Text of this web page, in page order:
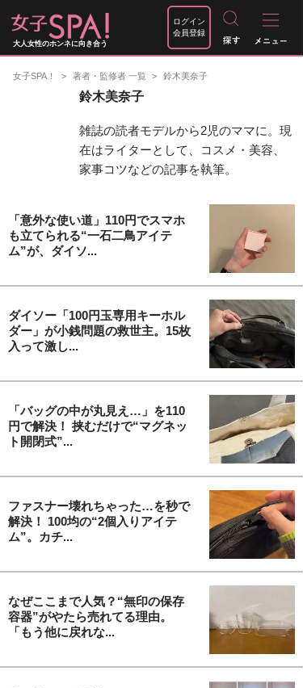
大人女性のホンネに向き合う
ログイン
会員登録
女子SPA！ 著者・監修者 一覧 鈴木美奈子
鈴木美奈子
雑誌の読者モデルから2児のママに。現
在はライターとして、コスメ・美容、
家事コツなどの記事を執筆。
「意外な使い道」110円でスマホ
も立てられる“一石二鳥アイテ
ム”が、ダイソ...
ダイソー「100円玉専用キーホル
ダー」が小銭問題の救世主。15枚
入って激し...
「バッグの中が丸見え…」を110
円で解決！ 挟むだけで“マグネッ
ト開閉式”...
ファスナー壊れちゃった…を秒で
解決！ 100均の“2個入りアイテ
ム”。カチ...
なぜここまで人気？“無印の保存
容器”がやたら売れてる理由。
「もう他に戻れな...